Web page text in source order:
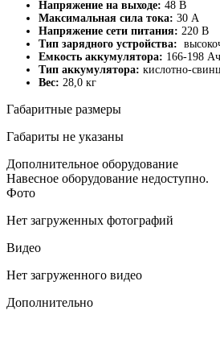
Напряжение на выходе: 48 В
Максимальная сила тока: 30 А
Напряжение сети питания: 220 В
Тип зарядного устройства:
Емкость аккумулятора: 166-198 Ач
Тип аккумулятора: кислотно-
Вес: 28,0 кг
Габаритные размеры
Габариты не указаны
Дополнительное оборудование
Навесное оборудование недоступно.
Фото
Нет загруженных фотографий
Видео
Нет загруженного видео
Дополнительно